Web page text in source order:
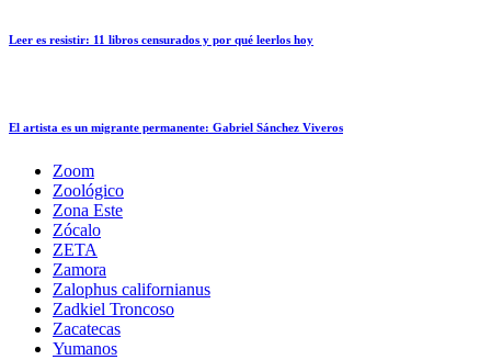
Leer es resistir: 11 libros censurados y por qué leerlos hoy
El artista es un migrante permanente: Gabriel Sánchez Viveros
Zoom
Zoológico
Zona Este
Zócalo
ZETA
Zamora
Zalophus californianus
Zadkiel Troncoso
Zacatecas
Yumanos